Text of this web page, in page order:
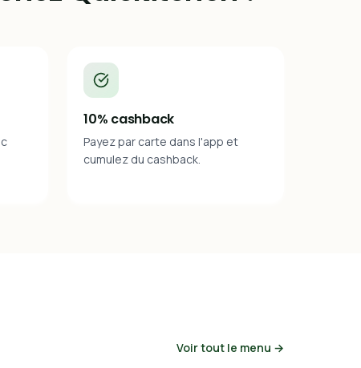
10% cashback
Payez par carte dans l'app et
cumulez du cashback.
Voir tout le menu →